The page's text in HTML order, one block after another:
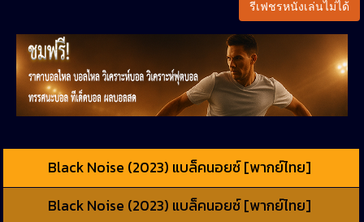
รีเฟชรหนังเล่นไม่ได้
Black Noise (2023) แบล็คนอยซ์ [พากย์ไทย]
Black Noise (2023) แบล็คนอยซ์ [พากย์ไทย]